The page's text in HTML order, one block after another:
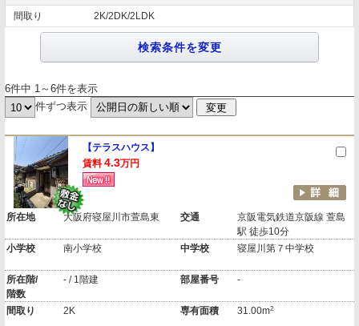
間取り 2K/2DK/2LDK
6件中 1～6件を表示
件ずつ表示
【テラスハウス】
賃料 4.3万円
所在地 大阪府寝屋川市萱島東 交通
京阪電気鉄道京阪線 萱島
駅 徒歩10分
小学校
南小学校 中学校 寝屋川第７中学校
所在階/
階数
- / 1階建 部屋番号 -
間取り 2K 専有面積 31.00m2